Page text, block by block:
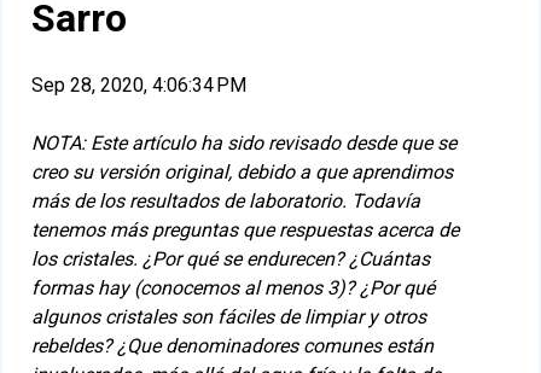
Sarro
Sep 28, 2020, 4:06:34 PM
NOTA: Este artículo ha sido revisado desde que se
creo su versión original, debido a que aprendimos
más de los resultados de laboratorio. Todavía
tenemos más preguntas que respuestas acerca de
los cristales. ¿Por qué se endurecen? ¿Cuántas
formas hay (conocemos al menos 3)? ¿Por qué
algunos cristales son fáciles de limpiar y otros
rebeldes? ¿Que denominadores comunes están